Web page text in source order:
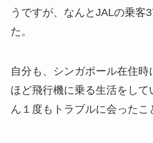
うですが、なんとJALの乗客
た。
自分も、シンガポール在住時
ほど飛行機に乗る生活をして
ん１度もトラブルに会ったこ